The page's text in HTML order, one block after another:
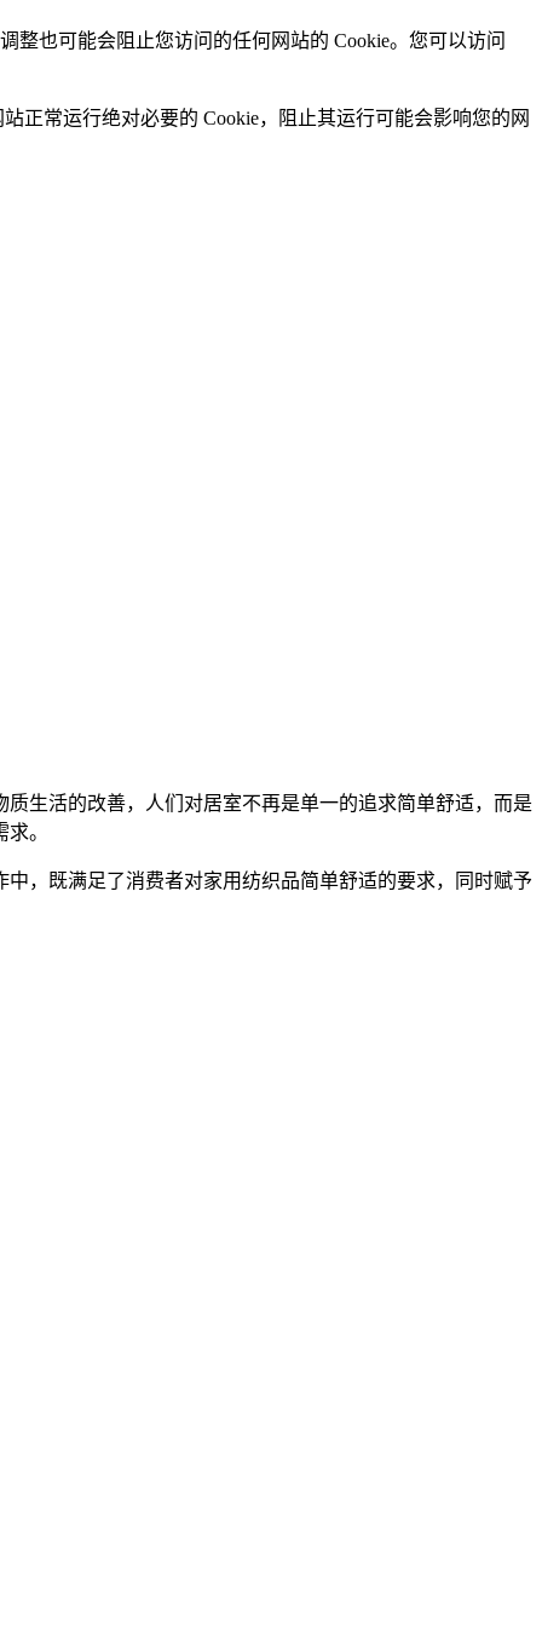
整也可能会阻止您访问的任何网站的 Cookie。您可以访问
正常运行绝对必要的 Cookie，阻止其运行可能会影响您的网
生活的改善，人们对居室不再是单一的追求简单舒适，而是
。
，既满足了消费者对家用纺织品简单舒适的要求，同时赋予